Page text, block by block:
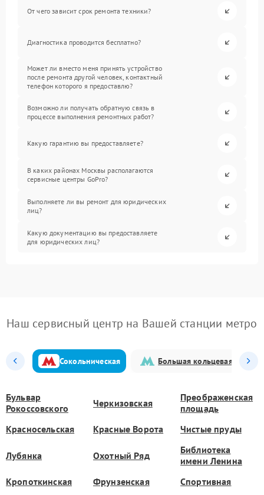
От чего зависит срок ремонта техники?
Диагностика проводится бесплатно?
Может ли вместо меня принять устройство
после ремонта другой человек, контактный
телефон которого я предоставлю?
Возможно ли получать обратную связь в
процессе выполнения ремонтных работ?
Какую гарантию вы предоставляете?
В каких районах Москвы располагаются
сервисные центры GoPro?
Выполняете ли вы ремонт для юридических
лиц?
Какую документацию вы предоставляете
для юридических лиц?
Наш сервисный центр на Вашей станции метро
Сокольническая Большая кольцевая
Бульвар
Рокоссовского
Черкизовская
Преображенская
площадь
Красносельская
Красные Ворота Чистые пруды
Лубянка Охотный Ряд
Библиотека
имени Ленина
Кропоткинская
Фрунзенская Спортивная